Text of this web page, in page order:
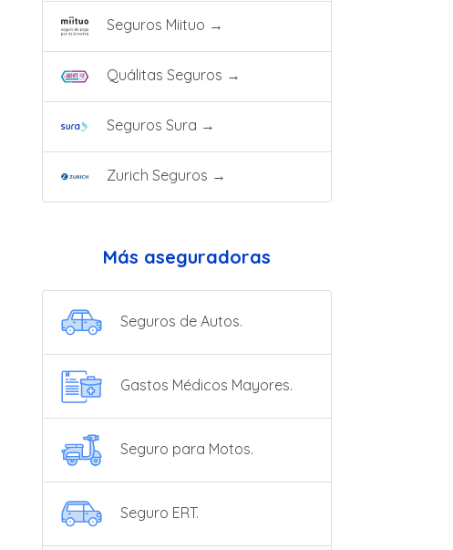
Seguros Miituo →
Quálitas Seguros →
Seguros Sura →
Zurich Seguros →
Más aseguradoras
Seguros de Autos.
Gastos Médicos Mayores.
Seguro para Motos.
Seguro ERT.